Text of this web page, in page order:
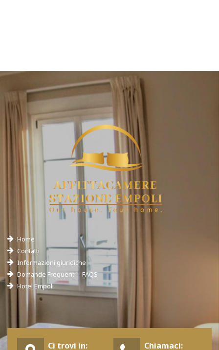
Home
Contatti
Informazioni giuridiche
Domande Frequenti – FAQS
Hotel Empoli
Ci trovi in: Chiamaci: